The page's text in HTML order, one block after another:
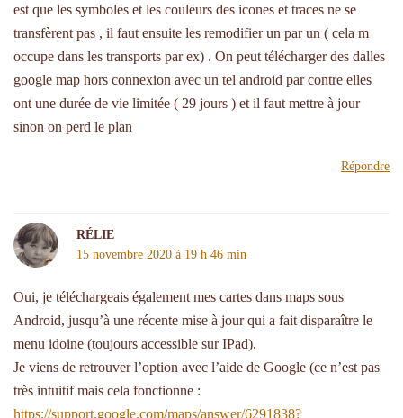
est que les symboles et les couleurs des icones et traces ne se
transfèrent pas , il faut ensuite les remodifier un par un ( cela m
occupe dans les transports par ex) . On peut télécharger des dalles
google map hors connexion avec un tel android par contre elles
ont une durée de vie limitée ( 29 jours ) et il faut mettre à jour
sinon on perd le plan
Répondre
RÉLIE
15 novembre 2020 à 19 h 46 min
Oui, je téléchargeais également mes cartes dans maps sous
Android, jusqu’à une récente mise à jour qui a fait disparaître le
menu idoine (toujours accessible sur IPad).
Je viens de retrouver l’option avec l’aide de Google (ce n’est pas
très intuitif mais cela fonctionne :
https://support.google.com/maps/answer/6291838?